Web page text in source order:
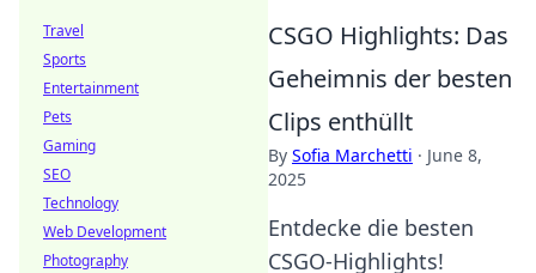
CSGO Highlights: Das
Geheimnis der besten
Clips enthüllt
By Sofia Marchetti · June 8,
2025
Entdecke die besten
CSGO-Highlights!
Travel
Sports
Entertainment
Pets
Gaming
SEO
Technology
Web Development
Photography